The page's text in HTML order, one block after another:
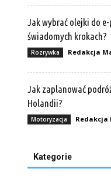
Jak wybrać olejki do
świadomych krokach?
Rozrywka Redakcja
Jak zaplanować
Holandii?
Motoryzacja Redakcja
Kategorie